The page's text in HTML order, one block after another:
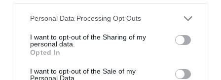
Personal Data Processing Opt Outs
I want to opt-out of the Sharing of my
personal data.
Opted In
I want to opt-out of the Sale of my
Personal Data.
Двухместный номер в мансарде располагает 2 маленькими окошками
Свободные номера: Двухместный с двуспальной кроватью,
Одноместный с видом на горы с общей ванной комнатой, Двухместный
Двухместный Economy с двуспальной кроватью с общей ванной
комнатой.